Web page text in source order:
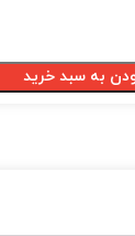
به سبد خرید